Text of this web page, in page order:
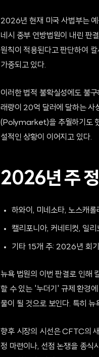
2026년 현재 미국 사법부는 예
네시 중부 연방법원이 내린 판
원칙이 적용된다고 판단하여
가중되고 있다.
이러한 법적 불확실성에도 불
래량이 20억 달러에 달하는 사
(Polymarket)을 추월하기도 했
설적인 상황이 이어지고 있다.
2026년 주
하와이, 미네소타, 노스캐
캘리포니아, 커네티컷, 일
기타 15개 주: 2026년 회
뉴욕 법원의 이번 판결로 인해
할 수 있는 '누더기' 규제 환경
물이 될 것으로 보인다. 특히
향후 시장의 시선은 CFTC의
정 마련이나, 선점 논쟁을 종식